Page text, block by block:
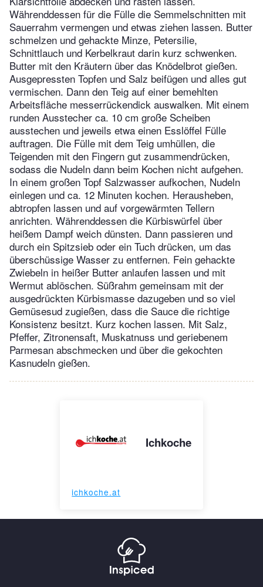
Währenddessen für die Fülle die Semmelschnitten mit
Sauerrahm vermengen und etwas ziehen lassen. Butter
schmelzen und gehackte Minze, Petersilie,
Schnittlauch und Kerbelkraut darin kurz schwenken.
Butter mit den Kräutern über das Knödelbrot gießen.
Ausgepressten Topfen und Salz beifügen und alles gut
vermischen. Dann den Teig auf einer bemehlten
Arbeitsfläche messerrückendick auswalken. Mit einem
runden Ausstecher ca. 10 cm große Scheiben
ausstechen und jeweils etwa einen Esslöffel Fülle
auftragen. Die Fülle mit dem Teig umhüllen, die
Teigenden mit den Fingern gut zusammendrücken,
sodass die Nudeln dann beim Kochen nicht aufgehen.
In einem großen Topf Salzwasser aufkochen, Nudeln
einlegen und ca. 12 Minuten kochen. Herausheben,
abtropfen lassen und auf vorgewärmten Tellern
anrichten. Währenddessen die Kürbiswürfel über
heißem Dampf weich dünsten. Dann passieren und
durch ein Spitzsieb oder ein Tuch drücken, um das
überschüssige Wasser zu entfernen. Fein gehackte
Zwiebeln in heißer Butter anlaufen lassen und mit
Wermut ablöschen. Süßrahm gemeinsam mit der
ausgedrückten Kürbismasse dazugeben und so viel
Gemüsesud zugießen, dass die Sauce die richtige
Konsistenz besitzt. Kurz kochen lassen. Mit Salz,
Pfeffer, Zitronensaft, Muskatnuss und geriebenem
Parmesan abschmecken und über die gekochten
Kasnudeln gießen.
Ichkoche
ichkoche.at